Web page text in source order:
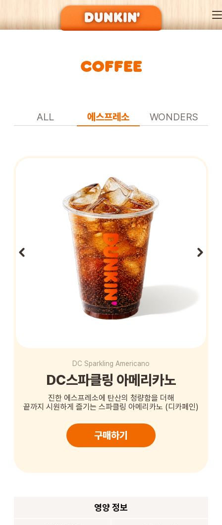
DUNKIN’ OF SEASON
창업문의
COFFEE
ALL 에스프레소 WONDERS
DC Sparkling Americano
DC스파클링 아메리카노
진한 에스프레소에 탄산의 청량함을 더해
끝까지 시원하게 즐기는 스파클링 아메리카노 (디카페인)
구매하기
영양 정보